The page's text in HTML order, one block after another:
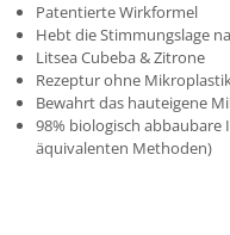
Patentierte Wirkformel
Hebt die Stimmungslage
Litsea Cubeba & Zitrone
Rezeptur ohne
Bewahrt das hauteigene
98% biologisch abbaubare
äquivalenten Methoden)